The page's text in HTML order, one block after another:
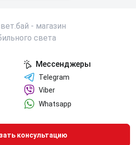
Мессенджеры
Telegram
Viber
Whatsapp
консультацию